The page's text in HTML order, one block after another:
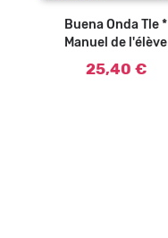
Buena Onda Tle *
Manuel de l'élève
25,40 €